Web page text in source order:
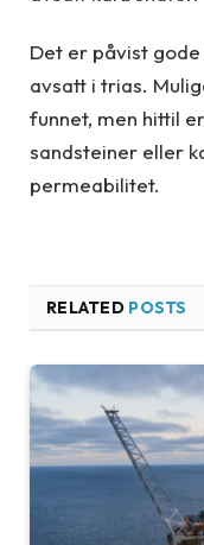
Det er påvist
avsatt i trias.
funnet, men hittil
sandsteiner eller
permeabilitet.
RELATED POSTS